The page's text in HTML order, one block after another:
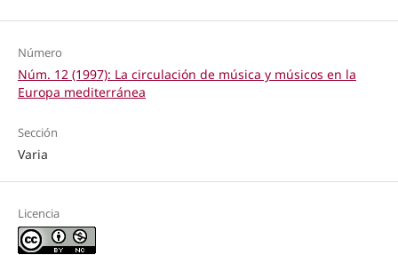
Número
Núm. 12 (1997): La circulación de música y músicos en la
Europa mediterránea
Sección
Varia
Licencia